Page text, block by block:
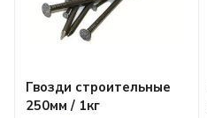
Гвозди строительные
250мм / 1кг